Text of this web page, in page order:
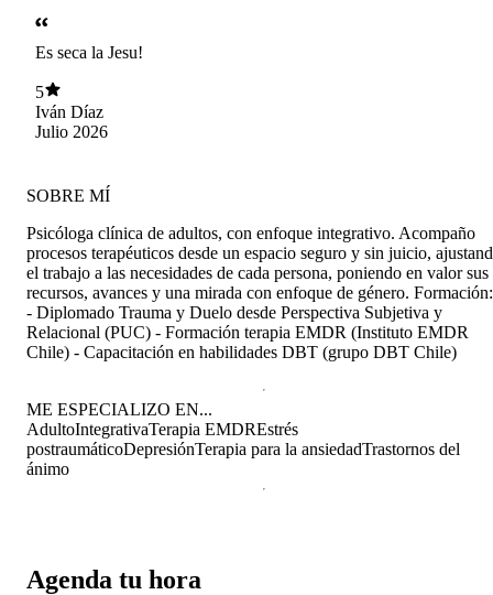
Es seca la Jesu!
5
Iván Díaz
Julio 2026
Agenda tu hora
SOBRE MÍ
Psicóloga clínica de adultos, con enfoque integrativo. Acompaño
procesos terapéuticos desde un espacio seguro y sin juicio,
el trabajo a las necesidades de cada persona, poniendo en valor sus
recursos, avances y una mirada con enfoque de género. Formación:
- Diplomado Trauma y Duelo desde Perspectiva Subjetiva y
Relacional (PUC) - Formación terapia EMDR (Instituto EMDR
Chile) - Capacitación en habilidades DBT (grupo DBT Chile)
ME ESPECIALIZO EN...
AdultoIntegrativaTerapia EMDREstrés
postraumáticoDepresiónTerapia para la ansiedadTrastornos del
ánimo